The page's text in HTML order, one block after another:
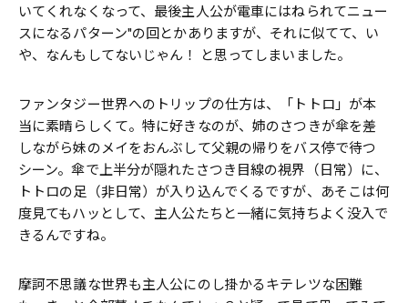
いてくれなくなって、最後主人公が電車にはねられてニュー
スになるパターン"の回とかありますが、それに似てて、い
や、なんもしてないじゃん！ と思ってしまいました。
ファンタジー世界へのトリップの仕方は、「トトロ」が本
当に素晴らしくて。特に好きなのが、姉のさつきが傘を差
しながら妹のメイをおんぶして父親の帰りをバス停で待つ
シーン。傘で上半分が隠れたさつき目線の視界（日常）に、
トトロの足（非日常）が入り込んでくるですが、あそこは何
度見てもハッとして、主人公たちと一緒に気持ちよく没入で
きるんですね。
摩訶不思議な世界も主人公にのし掛かるキテレツな困難